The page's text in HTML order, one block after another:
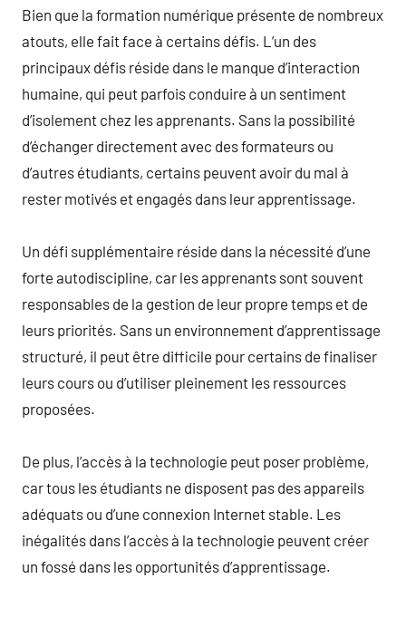
Bien que la formation numérique présente de nombreux
atouts, elle fait face à certains défis. L’un des
principaux défis réside dans le manque d’interaction
humaine, qui peut parfois conduire à un sentiment
d’isolement chez les apprenants. Sans la possibilité
d’échanger directement avec des formateurs ou
d’autres étudiants, certains peuvent avoir du mal à
rester motivés et engagés dans leur apprentissage.
Un défi supplémentaire réside dans la nécessité d’une
forte autodiscipline, car les apprenants sont souvent
responsables de la gestion de leur propre temps et de
leurs priorités. Sans un environnement d’apprentissage
structuré, il peut être difficile pour certains de finaliser
leurs cours ou d’utiliser pleinement les ressources
proposées.
De plus, l’accès à la technologie peut poser problème,
car tous les étudiants ne disposent pas des appareils
adéquats ou d’une connexion Internet stable. Les
inégalités dans l’accès à la technologie peuvent créer
un fossé dans les opportunités d’apprentissage.